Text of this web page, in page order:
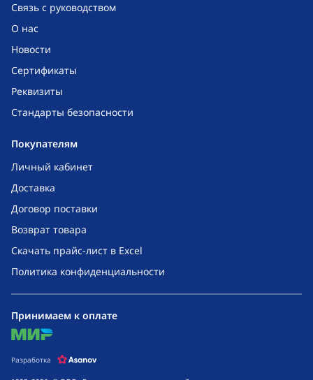
Связь с руководством
О нас
Новости
Сертификаты
Реквизиты
Стандарты безопасности
Покупателям
Личный кабинет
Доставка
Договор поставки
Возврат товара
Скачать прайс-лист в Excel
Политика конфиденциальности
Принимаем к оплате
mir
Разработка